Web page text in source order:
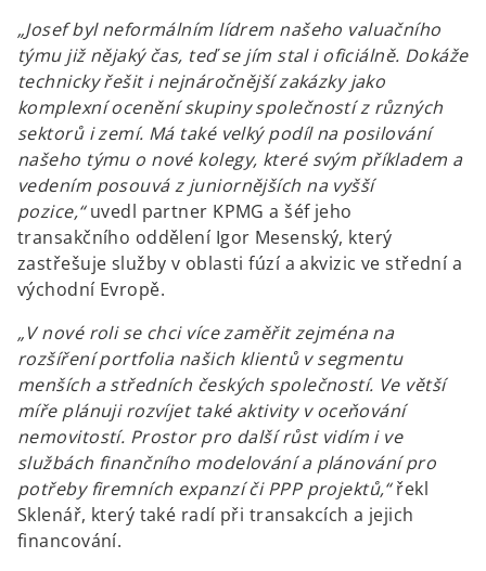
„Josef byl neformálním lídrem našeho valuačního
týmu již nějaký čas, teď se jím stal i oficiálně. Dokáže
technicky řešit i nejnáročnější zakázky jako
komplexní ocenění skupiny společností z různých
sektorů i zemí. Má také velký podíl na posilování
našeho týmu o nové kolegy, které svým příkladem a
vedením posouvá z juniornějších na vyšší
pozice,“uvedl partner KPMG a šéf jeho
transakčního oddělení Igor Mesenský, který
zastřešuje služby v oblasti fúzí a akvizic ve střední a
východní Evropě.
„V nové roli se chci více zaměřit zejména na
rozšíření portfolia našich klientů v segmentu
menších a středních českých společností. Ve větší
míře plánuji rozvíjet také aktivity v oceňování
nemovitostí. Prostor pro další růst vidím i ve
službách finančního modelování a plánování pro
potřeby firemních expanzí či PPP projektů,“řekl
Sklenář, který také radí při transakcích a jejich
financování.